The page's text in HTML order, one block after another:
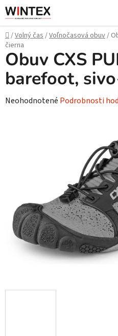
Prejsť
na
obsah
Domov
/Volný čas/Voľnočasová obuv/
čierna
Obuv CXS
barefoot,
Priemerné
Neohodnotené Podrobnosti